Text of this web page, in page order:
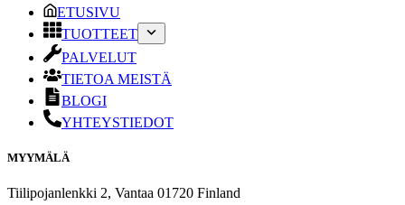
ETUSIVU
TUOTTEET
PALVELUT
TIETOA MEISTÄ
BLOGI
YHTEYSTIEDOT
MYYMÄLÄ
Tiilipojanlenkki 2, Vantaa 01720 Finland